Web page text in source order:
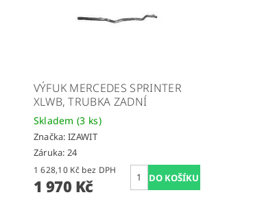
VÝFUK MERCEDES SPRINTER
XLWB, TRUBKA ZADNÍ
Skladem(3 ks)
Značka:IZAWIT
Záruka: 24
1 628,10 Kč bez DPH
1 970 Kč